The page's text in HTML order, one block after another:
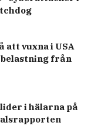
att vuxna i USA
från
i hälarna på